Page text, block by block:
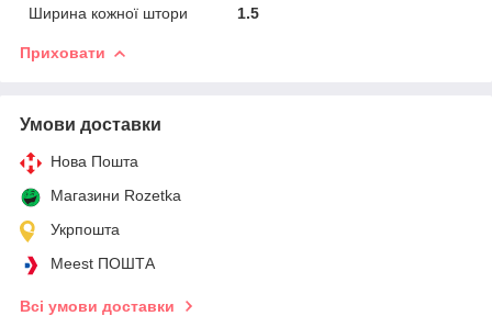
Ширина кожної штори
1.5
Приховати
Умови доставки
Нова Пошта
Магазини Rozetka
Укрпошта
Meest ПОШТА
Всі умови доставки